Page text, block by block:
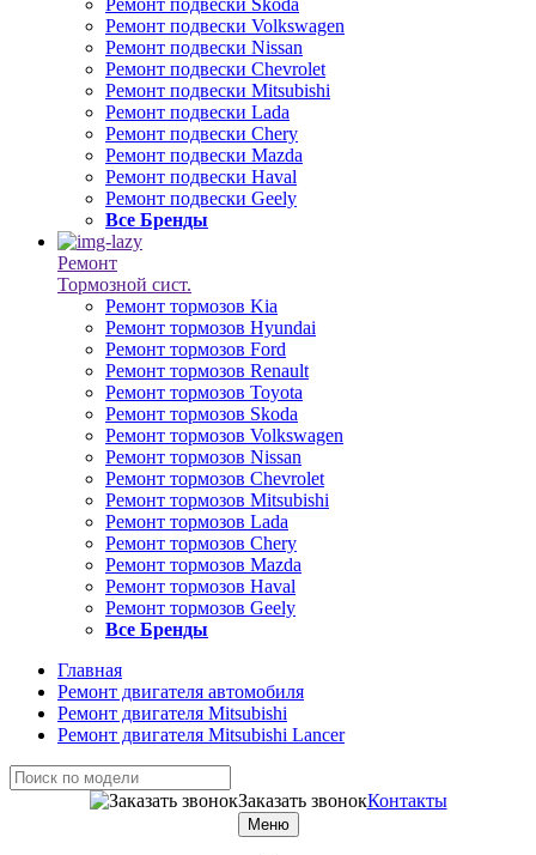
Ремонт подвески Skoda
Ремонт подвески Volkswagen
Ремонт подвески Nissan
Ремонт подвески Chevrolet
Ремонт подвески Mitsubishi
Ремонт подвески Lada
Ремонт подвески Chery
Ремонт подвески Mazda
Ремонт подвески Haval
Ремонт подвески Geely
Все Бренды
Ремонт
Тормозной сист.
Ремонт тормозов Kia
Ремонт тормозов Hyundai
Ремонт тормозов Ford
Ремонт тормозов Renault
Ремонт тормозов Toyota
Ремонт тормозов Skoda
Ремонт тормозов Volkswagen
Ремонт тормозов Nissan
Ремонт тормозов Chevrolet
Ремонт тормозов Mitsubishi
Ремонт тормозов Lada
Ремонт тормозов Chery
Ремонт тормозов Mazda
Ремонт тормозов Haval
Ремонт тормозов Geely
Все Бренды
Главная
Ремонт двигателя автомобиля
Ремонт двигателя Mitsubishi
Ремонт двигателя Mitsubishi Lancer
Заказать звонокКонтакты
Меню